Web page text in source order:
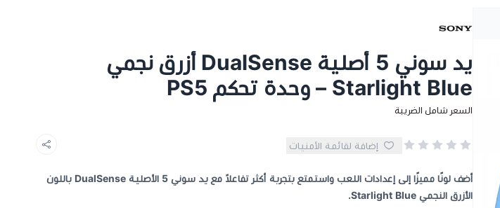
يد سوني 5 أصلية DualSense أزرق نجمي
Starlight Blue – وحدة تحكم PS5
السعر شامل الضريبة
إضافة لقائمة الأمنيات
أضف لونًا مميزًا إلى إعدادات اللعب واستمتع بتجربة أكثر تفاعلاً مع يد سوني 5 الأصلية DualSense باللون
الأزرق النجمي Starlight Blue.